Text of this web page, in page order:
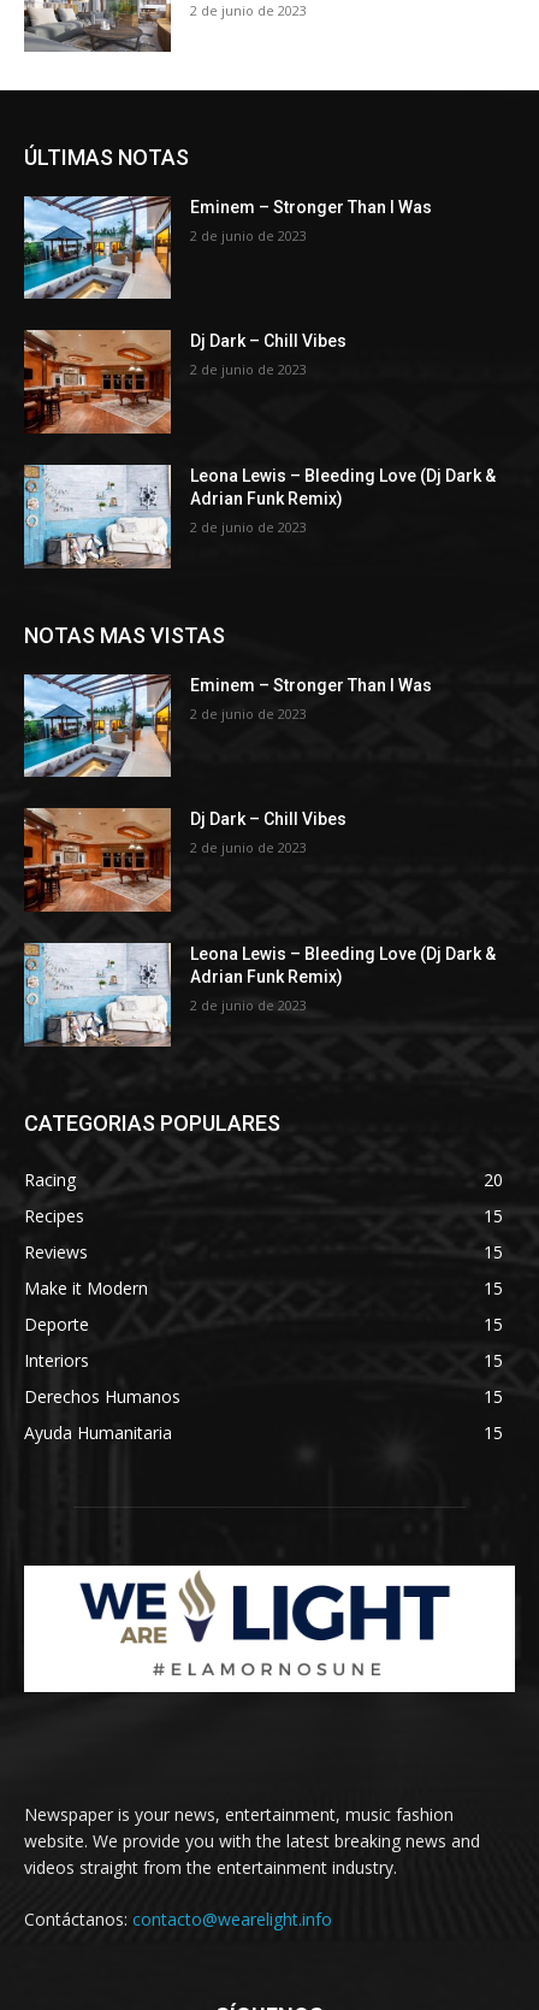
2 de junio de 2023
ÚLTIMAS NOTAS
Eminem – Stronger Than I Was
2 de junio de 2023
Dj Dark – Chill Vibes
2 de junio de 2023
Leona Lewis – Bleeding Love (Dj Dark &
Adrian Funk Remix)
2 de junio de 2023
NOTAS MAS VISTAS
Eminem – Stronger Than I Was
2 de junio de 2023
Dj Dark – Chill Vibes
2 de junio de 2023
Leona Lewis – Bleeding Love (Dj Dark &
Adrian Funk Remix)
2 de junio de 2023
CATEGORIAS POPULARES
Racing
20
Recipes
15
Reviews
15
Make it Modern
15
Deporte
15
Interiors
15
Derechos Humanos
15
Ayuda Humanitaria
15
Newspaper is your news, entertainment, music fashion
website. We provide you with the latest breaking news and
videos straight from the entertainment industry.
Contáctanos: contacto@wearelight.info